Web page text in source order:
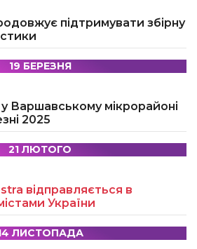
підтримувати збірну
19 БЕРЕЗНЯ
Варшавському мікрорайоні
2025
21 ЛЮТОГО
відправляється в
України
ЛИСТОПАДА